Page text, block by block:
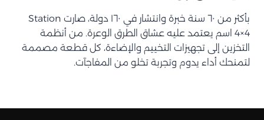
بأكثر من ٦٠ سنة خبرة وانتشار في ١٦٠ دولة، صارت Station
4×4 اسم يعتمد عليه عشاق الطرق الوعرة. من أنظمة
التخزين إلى تجهيزات التخييم والإضاءة، كل قطعة مصممة
لتمنحك أداء يدوم وتجربة تخلو من المفاجآت.